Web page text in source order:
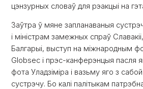
цэнзурных словаў для рэакцыі на
Заўтра ў мяне запланаваныя
і міністрам замежных спраў
Балгарыі, выступ на міжнародным
Globsec і прэс-канферэнцыя пасля
фота Уладзіміра і вазьму яго з
сустрэчу. Бо калі палітыкам